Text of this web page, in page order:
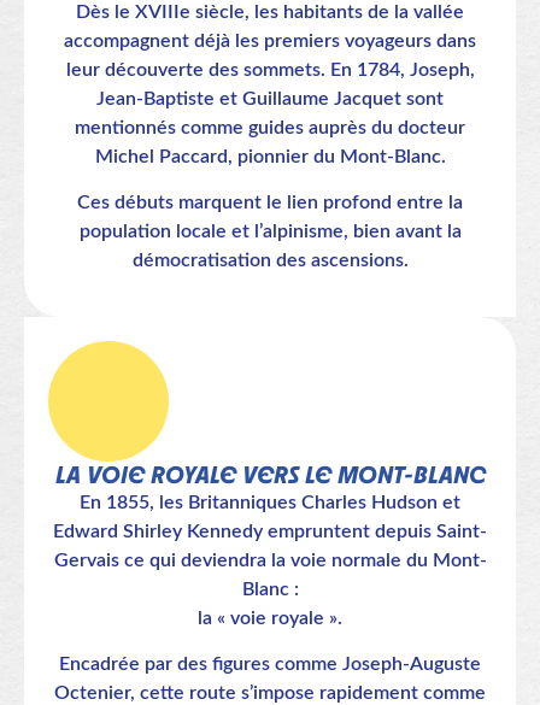
Dès le XVIIIe siècle, les habitants de la vallée
accompagnent déjà les premiers voyageurs dans
leur découverte des sommets. En 1784, Joseph,
Jean-Baptiste et Guillaume Jacquet sont
mentionnés comme guides auprès du docteur
Michel Paccard, pionnier du Mont-Blanc.
Ces débuts marquent le lien profond entre la
population locale et l’alpinisme, bien avant la
démocratisation des ascensions.
LA VOIE ROYALE VERS LE MONT-BLANC
En 1855, les Britanniques Charles Hudson et
Edward Shirley Kennedy empruntent depuis Saint-
Gervais ce qui deviendra la voie normale du Mont-
Blanc :
la « voie royale ».
Encadrée par des figures comme Joseph-Auguste
Octenier, cette route s’impose rapidement comme